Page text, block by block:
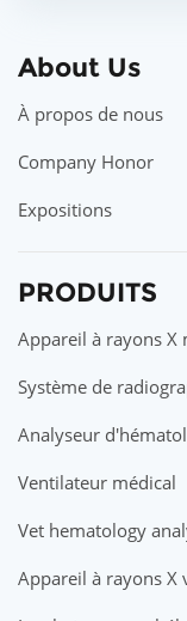
About Us
À propos de nous
Company Honor
Expositions
PRODUITS
Appareil à rayons X
Système de
Analyseur
Ventilateur médical
Vet hematology
Appareil à rayons X